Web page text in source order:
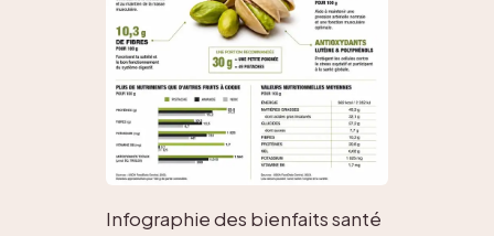
Infographie des bienfaits santé